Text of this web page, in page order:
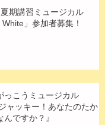
期講習ミュージカル
White」参加者募集！
っこうミュージカル
ャッキー！あなたのたから
んですか？』